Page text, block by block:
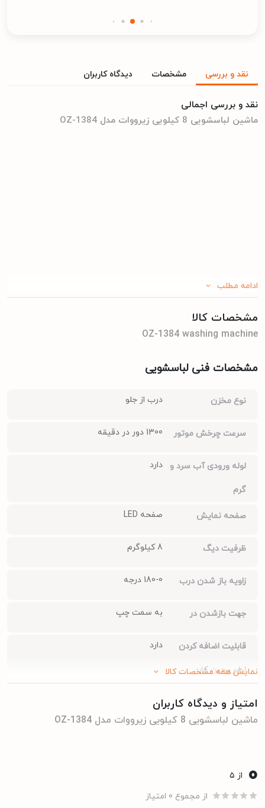
نقد و بررسی مشخصات دیدگاه کاربران
نقد و بررسی اجمالی
ماشین لباسشویی 8 کیلویی زیرووات مدل OZ-1384
ادامه مطلب
مشخصات کالا
OZ-1384 washing machine
مشخصات فنی لباسشویی
نوع مخزن درب از جلو
سرعت چرخش موتور 1300 دور در دقیقه
لوله ورودی آب سرد و
گرم
دارد
صفحه نمایش صفحه LED
ظرفیت دیگ 8 کیلوگرم
زاویه باز شدن درب 180-0 درجه
جهت بازشدن در به سمت چپ
قابلیت اضافه کردن
لباس حین کار
دارد
تعداد برنامه های شست
و شو
میزان صدا
نمایش همه مشخصات کالا
امتیاز و دیدگاه کاربران
ماشین لباسشویی 8 کیلویی زیرووات مدل OZ-1384
0
از ۵
از مجموع 0 امتیاز